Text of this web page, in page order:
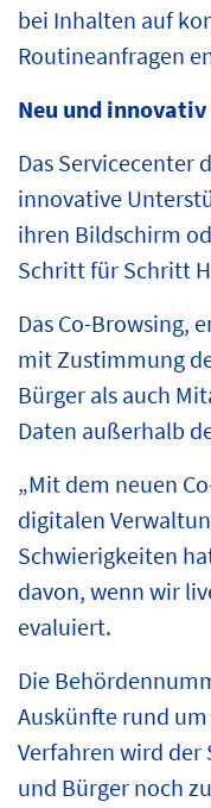
bei Inhalten auf
Routineanfragen
Neu und innovativ
Das Servicecenter
innovative
ihren Bildschirm
Schritt für Schritt
Das Co-Browsing,
mit Zustimmung
Bürger als auch
Daten außerhalb
„Mit dem neuen
digitalen
Schwierigkeiten
davon, wenn wir
evaluiert.
Die
Auskünfte rund
Verfahren wird
und Bürger noch